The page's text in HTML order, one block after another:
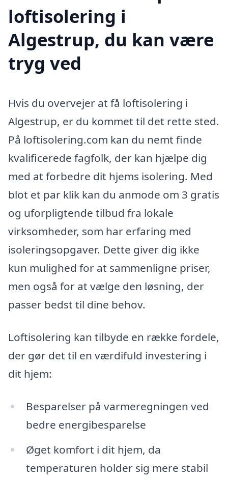
loftisolering i
Algestrup, du kan være
tryg ved
Hvis du overvejer at få loftisolering i
Algestrup, er du kommet til det rette sted.
På loftisolering.com kan du nemt finde
kvalificerede fagfolk, der kan hjælpe dig
med at forbedre dit hjems isolering. Med
blot et par klik kan du anmode om 3 gratis
og uforpligtende tilbud fra lokale
virksomheder, som har erfaring med
isoleringsopgaver. Dette giver dig ikke
kun mulighed for at sammenligne priser,
men også for at vælge den løsning, der
passer bedst til dine behov.
Loftisolering kan tilbyde en række fordele,
der gør det til en værdifuld investering i
dit hjem:
Besparelser på varmeregningen ved
bedre energibesparelse
Øget komfort i dit hjem, da
temperaturen holder sig mere stabil